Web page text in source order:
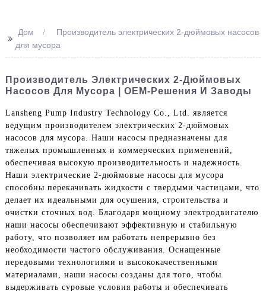
>> Дом
Производитель электрических 2-дюймовых насосов
для мусора
Производитель Электрических 2-Дюймовых
Насосов Для Мусора | OEM-Решения И Заводы
Lansheng Pump Industry Technology Co., Ltd. является
ведущим производителем электрических 2-дюймовых
насосов для мусора. Наши насосы предназначены для
тяжелых промышленных и коммерческих применений,
обеспечивая высокую производительность и надежность.
Наши электрические 2-дюймовые насосы для мусора
способны перекачивать жидкости с твердыми частицами, что
делает их идеальными для осушения, строительства и
очистки сточных вод. Благодаря мощному электродвигателю
наши насосы обеспечивают эффективную и стабильную
работу, что позволяет им работать непрерывно без
необходимости частого обслуживания. Оснащенные
передовыми технологиями и высококачественными
материалами, наши насосы созданы для того, чтобы
выдерживать суровые условия работы и обеспечивать